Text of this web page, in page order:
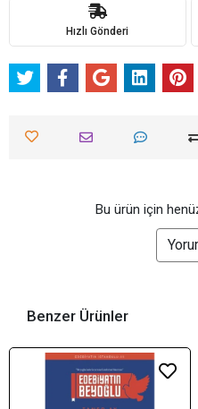
Hızlı Gönderi
Bu ürün için
Benzer Ürünler